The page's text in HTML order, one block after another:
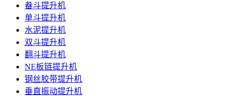
畚斗提升机
单斗提升机
水泥提升机
双斗提升机
翻斗提升机
NE板链提升机
钢丝胶带提升机
垂直振动提升机